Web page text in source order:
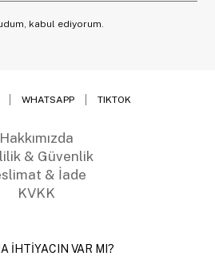
kabul ediyorum.
WHATSAPP TIKTOK
Hakkımızda
& Güvenlik
& İade
KVKK
İHTİYACIN VAR MI?